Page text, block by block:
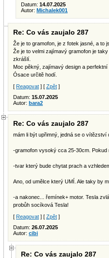
Datum: 14.07.2025
Autor: Michalek001
Re: Co vás zaujalo 287
Že je to gramofon, je z fotek jasné, a to
Že je to velmi zajímavý gramofon je
zkrášlí.
Moc pěkný, zajímavý design a
Ósace určitě hodí.
[ Reagovat ] [ Zpět ]
Datum: 15.07.2025
Autor: bara2
Re: Co vás zaujalo 287
mám li být upřimný, jedná se o vítězství
-gramofon vysoký cca 25-30cm.
-tvar který bude chytat prach a
Ano, od umělce který UMÍ. Ale taky by
-a nakonec... řemínek+ motor. Tesla
probůh socíková Tesla!
[ Reagovat ] [ Zpět ]
Datum: 26.07.2025
Autor: cibi
Re: Co vás zaujalo 287